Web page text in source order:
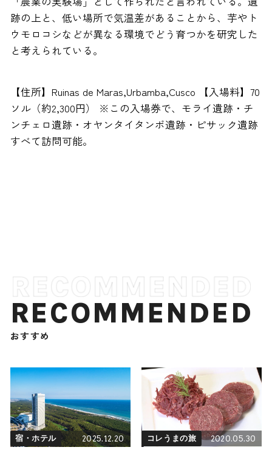
跡の上と、低い場所で気温差があることから、芋やト
ウモロコシなどが異なる環境でどう育つかを研究した
と考えられている。
【住所】Ruinas de Maras,Urbamba,Cusco 【入場料】70
ソル（約2,300円） ※この入場券で、モライ遺跡・チ
ンチェロ遺跡・オヤンタイタンボ遺跡・ピサック遺跡
すべて訪問可能。
RECOMMENDED
おすすめ
宿・ホテル 2025.12.20 コレうまの旅 2020.05.30